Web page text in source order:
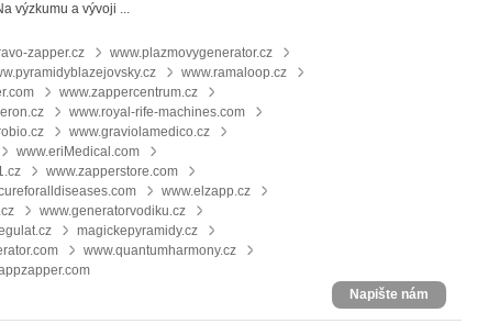
výzkumu a vývoji ...
zapper.cz
www.plazmovygenerator.cz
www.ramaloop.cz
www.zappercentrum.cz
www.royal-rife-machines.com
www.graviolamedico.cz
www.eriMedical.com
www.zapperstore.com
www.elzapp.cz
www.generatorvodiku.cz
magickepyramidy.cz
www.quantumharmony.cz
Napište nám